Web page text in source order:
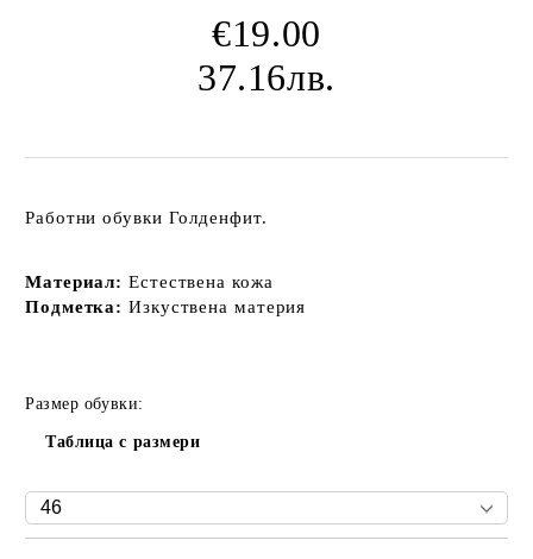
€19.00
37.16лв.
Работни обувки Голденфит.
Материал: Естествена кожа
Подметка: Изкуствена материя
Размер обувки:
Таблица с размери